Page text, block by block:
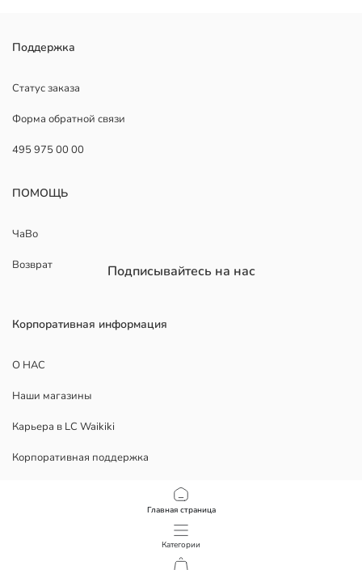
Главная страница
Категории
Поддержка
Статус заказа
Форма обратной связи
495 975 00 00
ПОМОЩЬ
ЧаВо
Возврат
Корпоративная информация
О НАС
Наши магазины
Карьера в LC Waikiki
Корпоративная поддержка
ЮРИДИЧЕСКИЕ ДОКУМЕНТЫ
Подписывайтесь на нас